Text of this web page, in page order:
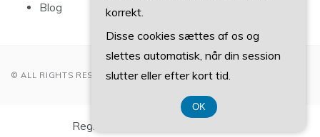
Blog
© ALL RIGHTS RESERVED 2022
Registreringsnummer 37 40 77 39
korrekt.
Disse cookies sættes af os og
slettes automatisk, når din session
slutter eller efter kort tid.
OK